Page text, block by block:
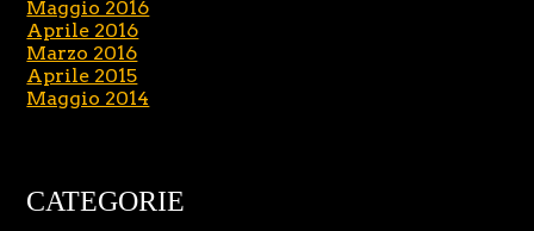
Maggio 2016
Aprile 2016
Marzo 2016
Aprile 2015
Maggio 2014
CATEGORIE